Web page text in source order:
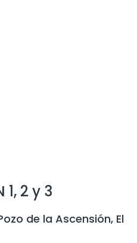
1, 2 y 3
de la Ascensión, El